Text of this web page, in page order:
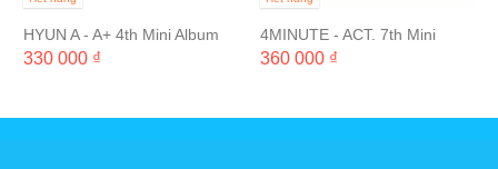
HYUN A - A+ 4th Mini Album
330 000 ₫
4MINUTE - ACT. 7th Mini
Album
360 000 ₫